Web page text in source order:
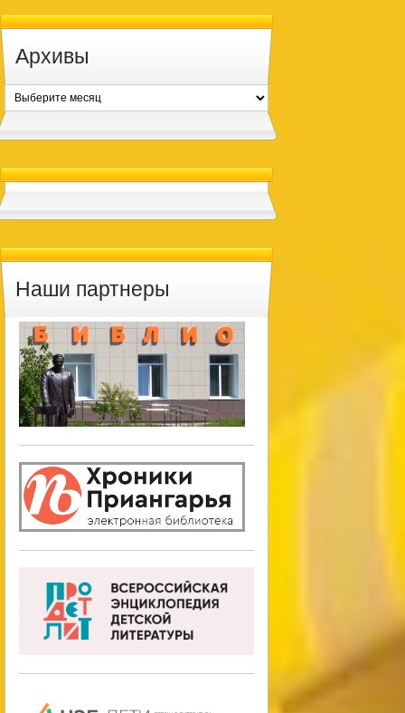
Архивы
Архивы
Наши партнеры